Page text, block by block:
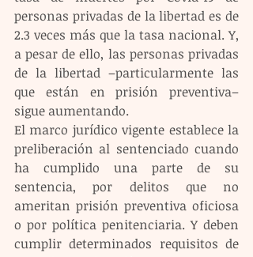
personas privadas de la libertad es de
2.3 veces más que la tasa nacional. Y,
a pesar de ello, las personas privadas
de la libertad –particularmente las
que están en prisión preventiva–
sigue aumentando.
El marco jurídico vigente establece la
preliberación al sentenciado cuando
ha cumplido una parte de su
sentencia, por delitos que no
ameritan prisión preventiva oficiosa
o por política penitenciaria. Y deben
cumplir determinados requisitos de